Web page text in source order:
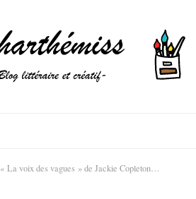
« La voix des vagues » de Jackie Copleton…